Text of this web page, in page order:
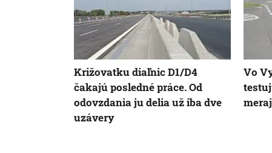
Križovatku diaľnic D1/D4
čakajú posledné práce. Od
odovzdania ju delia už iba dve
uzávery
Vo